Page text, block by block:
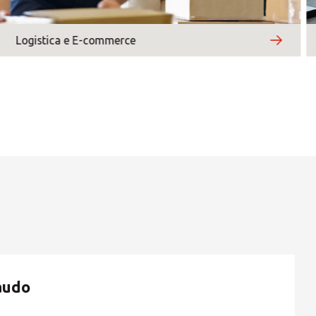
Logistica e E-commerce
Central Asia
* Campi obbligatori